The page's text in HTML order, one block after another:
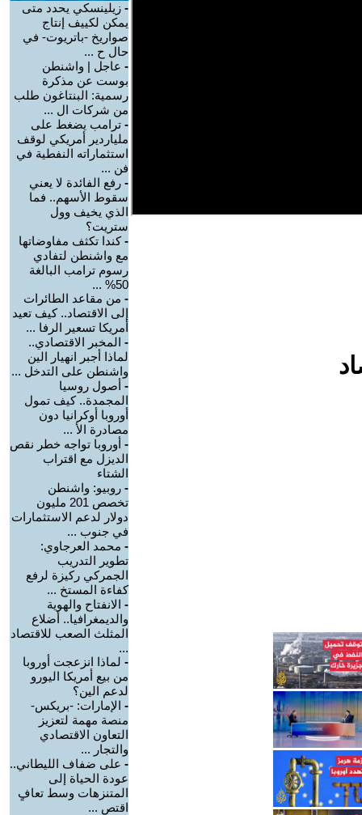
- زيلينسكي يحدد متى
يمكن لكييف إنتاج
صواريخ -باتريوت- في
حال ح ...
- عاجل | واشنطن
بوست عن مذكرة
رسمية: البنتاغون طلب
من شركات ال ...
- ترامب يضغط على
ملياردير أمريكي لوقف
استثماراته النفطية في
فن ...
- رفع الفائدة لا يعني
سقوط الأسهم.. فما
الذي يخيف وول
ستريت؟
-كندا تكثف مفاوضاتها
مع واشنطن لتفادي
رسوم ترامب البالغة
50% ...
- من مقاعد الطائرات
إلى الاقتصاد.. كيف تعيد
أمريكا تسعير الرفا ...
- المخبر الاقتصادي..
لماذا أجبر انهيار الين
واشنطن على التدخل ...
- أصول روسيا
المجمدة.. كيف تمول
أوروبا أوكرانيا دون
مصادرة الأ ...
- أوروبا تواجه خطر نقص
الديزل مع اقتراب
الشتاء
- روبيو: واشنطن
تخصص 201 مليون
دولار لدعم الاستثمارات
في جنوب ...
- محمد العرجاوي:
تطوير التدريب
الجمركي ركيزة لرفع
كفاءة المستخ ...
- الانفتاح والهوية
والديمغرافيا.. أضلاع
المثلث الصعب للاقتصاد
...
- لماذا انزعجت أوروبا
من بيع أمريكا اليورو
لدعم الين؟
- الإمارات: -بريكس-
منصة مهمة لتعزيز
التعاون الاقتصادي
والتجار ...
- على ضفاف الليطاني..
عودة الحياة إلى
المتنزهات وسط تعافٍ
اقتص ...